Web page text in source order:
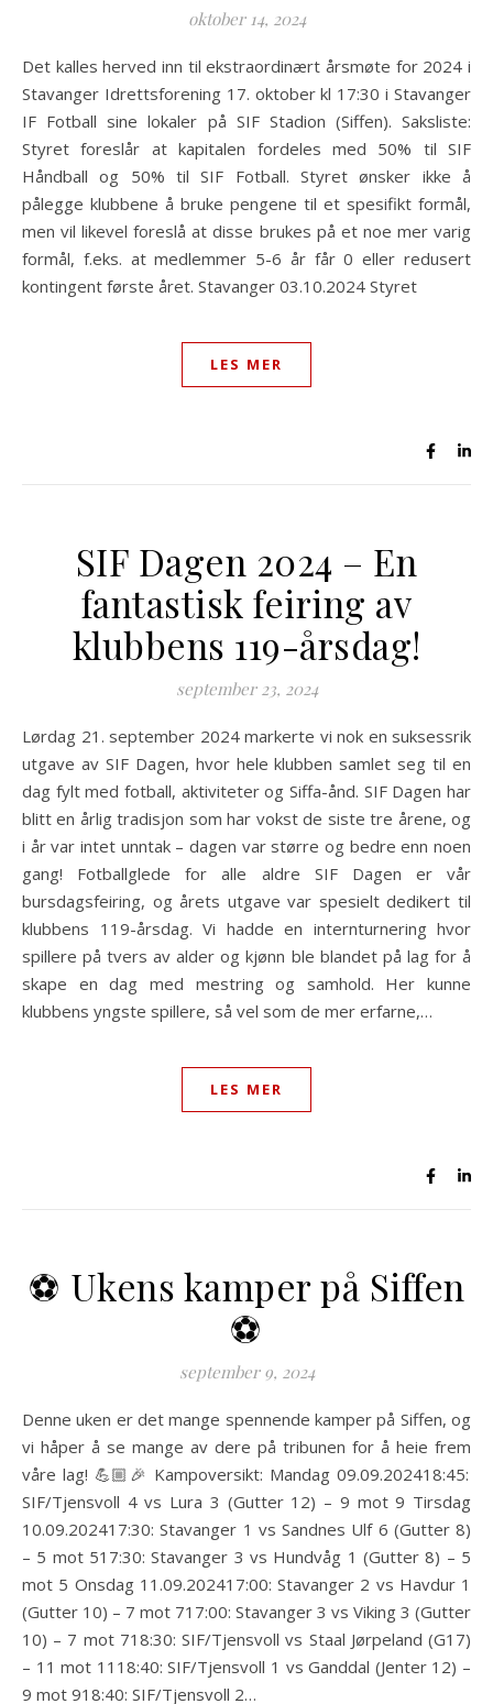
oktober 14, 2024
Det kalles herved inn til ekstraordinært årsmøte for 2024 i
Stavanger Idrettsforening 17. oktober kl 17:30 i Stavanger
IF Fotball sine lokaler på SIF Stadion (Siffen). Saksliste:
Styret foreslår at kapitalen fordeles med 50% til SIF
Håndball og 50% til SIF Fotball. Styret ønsker ikke å
pålegge klubbene å bruke pengene til et spesifikt formål,
men vil likevel foreslå at disse brukes på et noe mer varig
formål, f.eks. at medlemmer 5-6 år får 0 eller redusert
kontingent første året. Stavanger 03.10.2024 Styret
LES MER
SIF Dagen 2024 – En
fantastisk feiring av
klubbens 119-årsdag!
september 23, 2024
Lørdag 21. september 2024 markerte vi nok en suksessrik
utgave av SIF Dagen, hvor hele klubben samlet seg til en
dag fylt med fotball, aktiviteter og Siffa-ånd. SIF Dagen har
blitt en årlig tradisjon som har vokst de siste tre årene, og
i år var intet unntak – dagen var større og bedre enn noen
gang! Fotballglede for alle aldre SIF Dagen er vår
bursdagsfeiring, og årets utgave var spesielt dedikert til
klubbens 119-årsdag. Vi hadde en internturnering hvor
spillere på tvers av alder og kjønn ble blandet på lag for å
skape en dag med mestring og samhold. Her kunne
klubbens yngste spillere, så vel som de mer erfarne,…
LES MER
⚽️ Ukens kamper på Siffen
⚽️
september 9, 2024
Denne uken er det mange spennende kamper på Siffen, og
vi håper å se mange av dere på tribunen for å heie frem
våre lag! 💪🏼🎉 Kampoversikt: Mandag 09.09.202418:45:
SIF/Tjensvoll 4 vs Lura 3 (Gutter 12) – 9 mot 9 Tirsdag
10.09.202417:30: Stavanger 1 vs Sandnes Ulf 6 (Gutter 8)
– 5 mot 517:30: Stavanger 3 vs Hundvåg 1 (Gutter 8) – 5
mot 5 Onsdag 11.09.202417:00: Stavanger 2 vs Havdur 1
(Gutter 10) – 7 mot 717:00: Stavanger 3 vs Viking 3 (Gutter
10) – 7 mot 718:30: SIF/Tjensvoll vs Staal Jørpeland (G17)
– 11 mot 1118:40: SIF/Tjensvoll 1 vs Ganddal (Jenter 12) –
9 mot 918:40: SIF/Tjensvoll 2…